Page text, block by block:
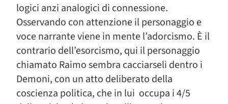
logici anzi analogici di connessione.
Osservando con attenzione il personaggio e
voce narrante viene in mente l’adorcismo. È il
contrario dell’esorcismo, qui il personaggio
chiamato Raimo sembra cacciarseli dentro i
Demoni, con un atto deliberato della
coscienza politica, che in lui occupa i 4/5